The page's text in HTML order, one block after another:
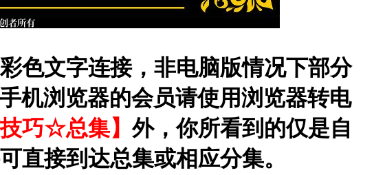
色文字连接，非电脑版情况下部分
机浏览器的会员请使用浏览器转电
巧☆总集】外，你所看到的仅是自
直接到达总集或相应分集。